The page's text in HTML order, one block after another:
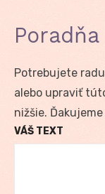
Poradňa
Potrebujete
alebo upraviť
nižšie. Ďakujeme
VÁŠ TEXT